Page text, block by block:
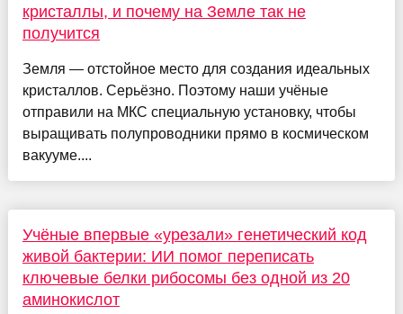
кристаллы, и почему на Земле так не
получится
Земля — отстойное место для создания идеальных
кристаллов. Серьёзно. Поэтому наши учёные
отправили на МКС специальную установку, чтобы
выращивать полупроводники прямо в космическом
вакууме....
Учёные впервые «урезали» генетический код
живой бактерии: ИИ помог переписать
ключевые белки рибосомы без одной из 20
аминокислот